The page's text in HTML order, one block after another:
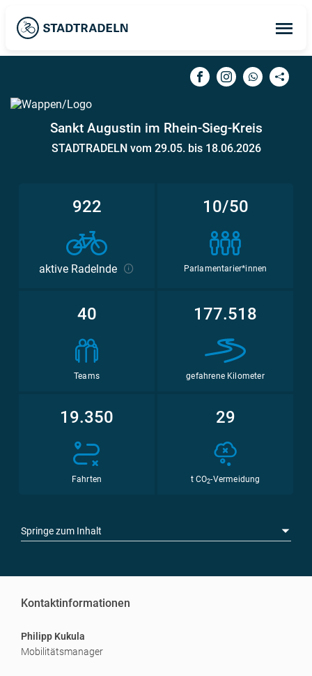
Sankt Augustin im Rhein-Sieg-Kreis
STADTRADELN vom 29.05. bis 18.06.2026
922
aktive Radelnde
10/50
Parlamentarier*innen
40
Teams
177.518
gefahrene Kilometer
19.350
Fahrten
29
t CO2-Vermeidung
Springe zum Inhalt
Kontaktinformationen
Philipp Kukula
Mobilitätsmanager